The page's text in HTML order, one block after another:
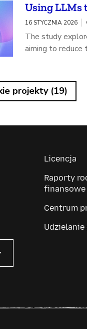
Using LLMs
16 STYCZNIA 2026
The study
aiming to reduce
projekty (19)
Licencja
Raporty
finansowe
Centrum